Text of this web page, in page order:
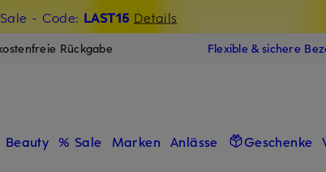
- Code: LAST15 Details
Beyond sichern
Rückgabe Flexible & sichere
Beauty % Sale Marken Anlässe Geschenke